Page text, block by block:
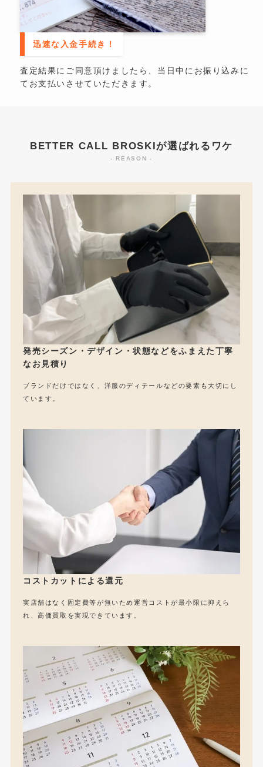
迅速な入金手続き！
査定結果にご同意頂けましたら、当日中にお振り込みに
てお支払いさせていただきます。
BETTER CALL BROSKIが選ばれるワケ
- REASON -
発売シーズン・デザイン・状態などをふまえた丁寧
なお見積り
ブランドだけではなく、洋服のディテールなどの要素も大切にし
ています。
コストカットによる還元
実店舗はなく固定費等が無いため運営コストが最小限に抑えら
れ、高価買取を実現できています。